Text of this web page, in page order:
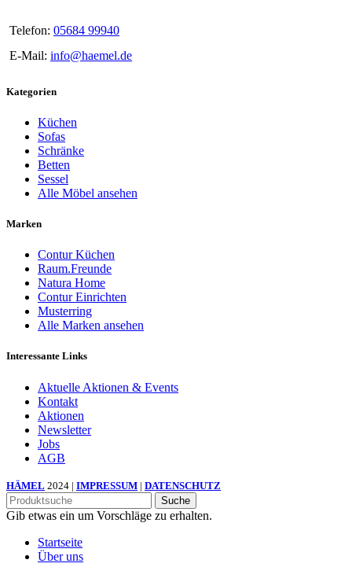
Telefon: 05684 99940
E-Mail: info@haemel.de
Kategorien
Küchen
Sofas
Schränke
Betten
Sessel
Alle Möbel ansehen
Marken
Contur Küchen
Raum.Freunde
Natura Home
Contur Einrichten
Musterring
Alle Marken ansehen
Interessante Links
Aktuelle Aktionen & Events
Kontakt
Aktionen
Newsletter
Jobs
AGB
HÄMEL 2024 | IMPRESSUM | DATENSCHUTZ
Suche
Gib etwas ein um Vorschläge zu erhalten.
Startseite
Über uns